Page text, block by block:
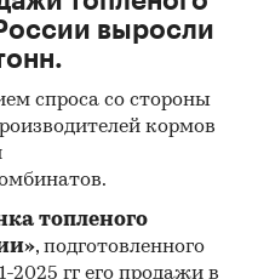
выросли
спроса со стороны
кормов
топленого
, подготовленного
2025 гг его продажи в